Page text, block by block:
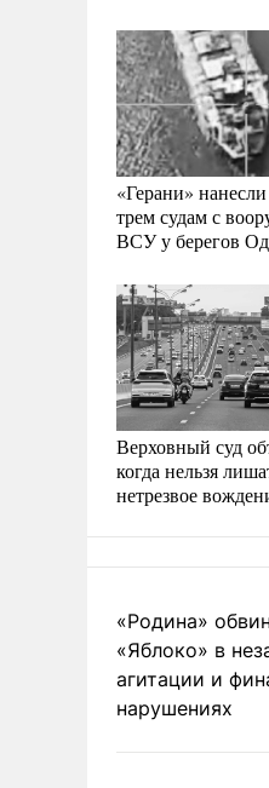
«Герани»
трем судам с
ВСУ у берегов
Верховный суд
когда нельзя
нетрезвое
«Родина»
«Яблоко» в
агитации и
нарушениях